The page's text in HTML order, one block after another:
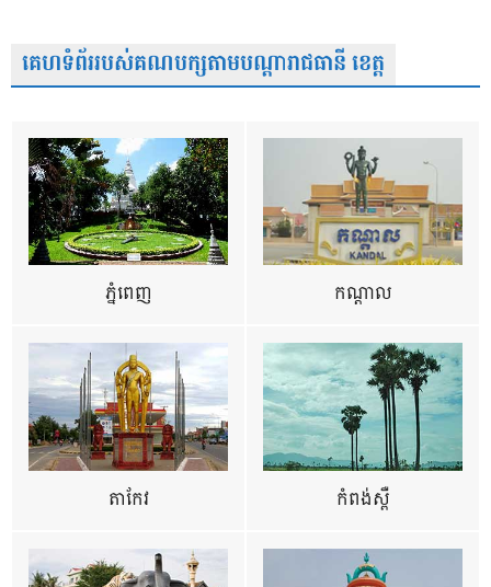
គេហទំព័ររបស់គណបក្សតាមបណ្តារាជធានី ខេត្ត
ភ្នំពេញ កណ្តាល
តាកែវ កំពង់ស្ពឺ